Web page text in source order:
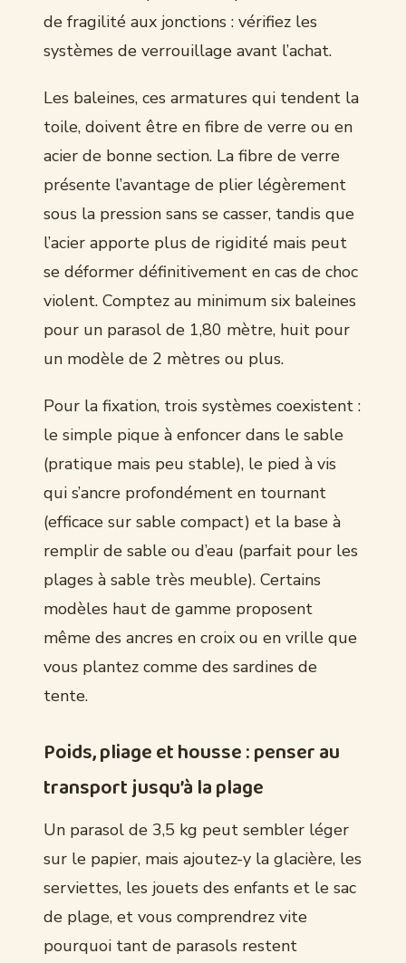
de fragilité aux jonctions : vérifiez les
systèmes de verrouillage avant l’achat.
Les baleines, ces armatures qui tendent la
toile, doivent être en fibre de verre ou en
acier de bonne section. La fibre de verre
présente l’avantage de plier légèrement
sous la pression sans se casser, tandis que
l’acier apporte plus de rigidité mais peut
se déformer définitivement en cas de choc
violent. Comptez au minimum six baleines
pour un parasol de 1,80 mètre, huit pour
un modèle de 2 mètres ou plus.
Pour la fixation, trois systèmes coexistent :
le simple pique à enfoncer dans le sable
(pratique mais peu stable), le pied à vis
qui s’ancre profondément en tournant
(efficace sur sable compact) et la base à
remplir de sable ou d’eau (parfait pour les
plages à sable très meuble). Certains
modèles haut de gamme proposent
même des ancres en croix ou en vrille que
vous plantez comme des sardines de
tente.
Poids, pliage et housse : penser au
transport jusqu’à la plage
Un parasol de 3,5 kg peut sembler léger
sur le papier, mais ajoutez-y la glacière, les
serviettes, les jouets des enfants et le sac
de plage, et vous comprendrez vite
pourquoi tant de parasols restent